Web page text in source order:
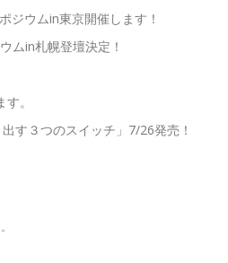
ジウムin東京開催します！
ムin札幌登壇決定！
。
す３つのスイッチ」7/26発売！